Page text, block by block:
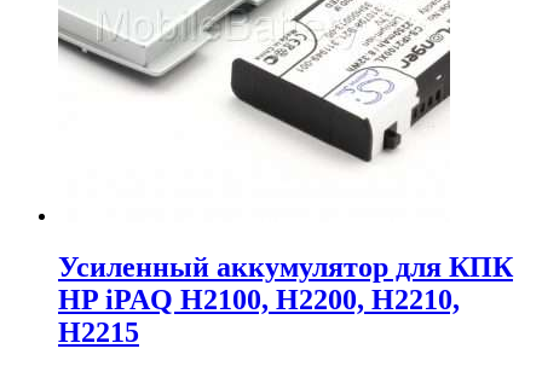
Усиленный аккумулятор для КПК
HP iPAQ H2100, H2200, H2210,
H2215